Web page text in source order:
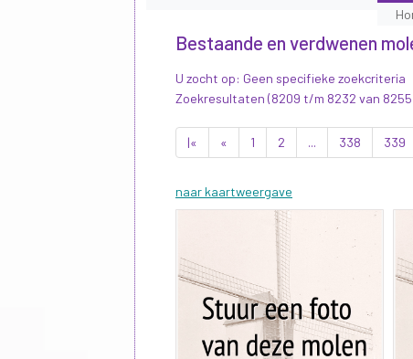
Bestaande en verdwenen
U zocht op: Geen specifieke zoekcriteria
Zoekresultaten (8209 t/m 8232 van
|« « 1 2 ... 338 339
naar kaartweergave